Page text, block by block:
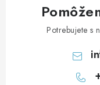
Potrebujete s